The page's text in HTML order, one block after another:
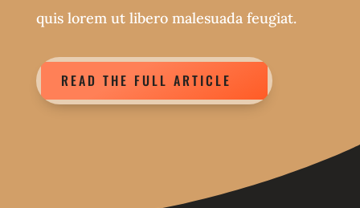
quis lorem ut libero malesuada feugiat.
READ THE FULL ARTICLE